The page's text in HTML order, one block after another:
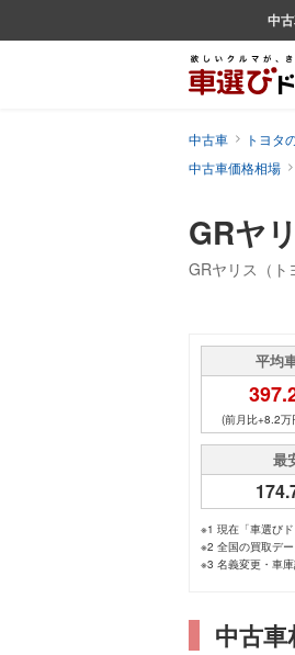
GRヤ
GRヤリス（ト
中
中古車 トヨタ
中古車価格相場
平均
(前月比+8.2
最
※1 現在「車選び
※2 全国の買取デ
※3 名義変更・車
中古車